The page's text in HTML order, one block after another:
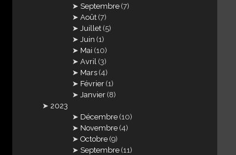
Septembre (7)
Août (7)
Juillet (5)
Juin (1)
Mai (10)
Avril (3)
Mars (4)
Février (1)
Janvier (8)
2023
Décembre (10)
Novembre (4)
Octobre (9)
Septembre (11)